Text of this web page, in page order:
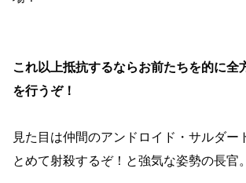
これ以上抵抗するならお前たちを的に全
を行うぞ！
見た目は仲間のアンドロイド・サルダー
とめて射殺するぞ！と強気な姿勢の長官。